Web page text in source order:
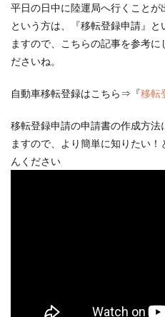
平日の日中に陸運局へ行くことが
という方は、『移転登録申請』
ますので、こちらの記事を参考
ださいね。
自動車移転登録はこちら⇒『移転
移転登録申請の申請書の作成方
ますので、より簡単に知りたい
んください